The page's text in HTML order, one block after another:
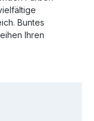
Buntes
Ihren